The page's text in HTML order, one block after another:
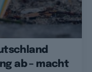
ab – macht